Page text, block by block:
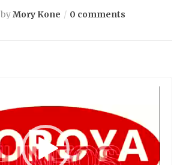
byMory Kone 0 comments